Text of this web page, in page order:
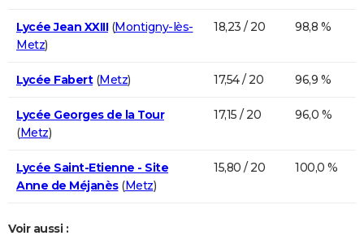
Lycée Jean XXIII(Montigny-lès-
Metz)
18,23 / 20 98,8 %
Lycée Fabert(Metz) 17,54 / 20 96,9 %
Lycée Georges de la Tour
(Metz)
17,15 / 20 96,0 %
Lycée Saint-Etienne - Site
Anne de Méjanès(Metz)
15,80 / 20 100,0 %
Voir aussi :